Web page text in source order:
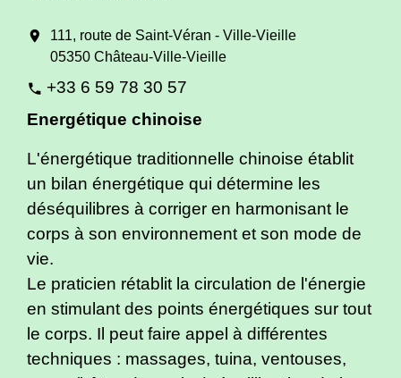
location_on
111, route de Saint-Véran - Ville-Vieille
05350 Château-Ville-Vieille
phone +33 6 59 78 30 57
Energétique chinoise
L'énergétique traditionnelle chinoise établit
un bilan énergétique qui détermine les
déséquilibres à corriger en harmonisant le
corps à son environnement et son mode de
vie.
Le praticien rétablit la circulation de l'énergie
en stimulant des points énergétiques sur tout
le corps. Il peut faire appel à différentes
techniques : massages, tuina, ventouses,